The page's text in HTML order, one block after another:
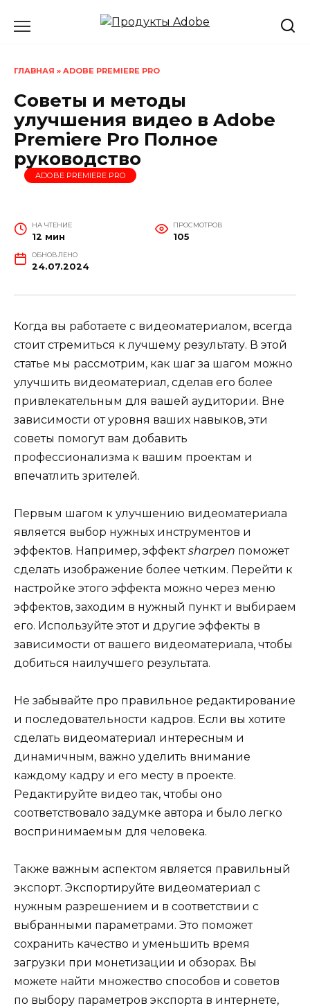
ГЛАВНАЯ » ADOBE PREMIERE PRO
Советы и методы
улучшения видео в Adobe
Premiere Pro Полное
руководство
ADOBE PREMIERE PRO
НА ЧТЕНИЕ
12 мин
ПРОСМОТРОВ
105
ОБНОВЛЕНО
24.07.2024
Когда вы работаете с видеоматериалом, всегда
стоит стремиться к лучшему результату. В этой
статье мы рассмотрим, как шаг за шагом можно
улучшить видеоматериал, сделав его более
привлекательным для вашей аудитории. Вне
зависимости от уровня ваших навыков, эти
советы помогут вам добавить
профессионализма к вашим проектам и
впечатлить зрителей.
Первым шагом к улучшению видеоматериала
является выбор нужных инструментов и
эффектов. Например, эффектsharpen поможет
сделать изображение более четким. Перейти к
настройке этого эффекта можно через меню
эффектов, заходим в нужный пункт и выбираем
его. Используйте этот и другие эффекты в
зависимости от вашего видеоматериала, чтобы
добиться наилучшего результата.
Не забывайте про правильное редактирование
и последовательности кадров. Если вы хотите
сделать видеоматериал интересным и
динамичным, важно уделить внимание
каждому кадру и его месту в проекте.
Редактируйте видео так, чтобы оно
соответствовало задумке автора и было легко
воспринимаемым для человека.
Также важным аспектом является правильный
экспорт. Экспортируйте видеоматериал с
нужным разрешением и в соответствии с
выбранными параметрами. Это поможет
сохранить качество и уменьшить время
загрузки при монетизации и обзорах. Вы
можете найти множество способов и советов
по выбору параметров экспорта в интернете,